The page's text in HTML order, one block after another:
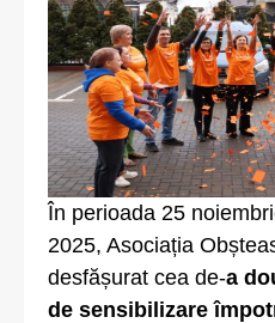
În perioada 25
2025, Asociația
desfășurat cea de-a
de sensibilizare